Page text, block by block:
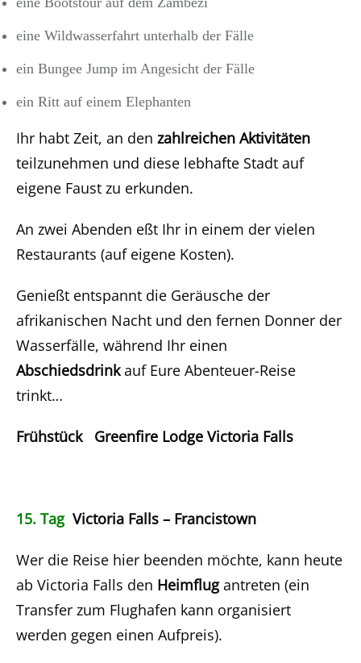
eine Wildwasserfahrt unterhalb der Fälle
ein Bungee Jump im Angesicht der Fälle
ein Ritt auf einem Elephanten
Ihr habt Zeit, an den zahlreichen Aktivitäten
teilzunehmen und diese lebhafte Stadt auf
eigene Faust zu erkunden.
An zwei Abenden eßt Ihr in einem der vielen
Restaurants (auf eigene Kosten).
Genießt entspannt die Geräusche der
afrikanischen Nacht und den fernen Donner der
Wasserfälle, während Ihr einen
Abschiedsdrinkauf Eure Abenteuer-Reise
trinkt…
Frühstück Greenfire Lodge Victoria Falls
15. TagVictoria Falls – Francistown
Wer die Reise hier beenden möchte, kann heute
ab Victoria Falls den Heimflugantreten (ein
Transfer zum Flughafen kann organisiert
werden gegen einen Aufpreis).